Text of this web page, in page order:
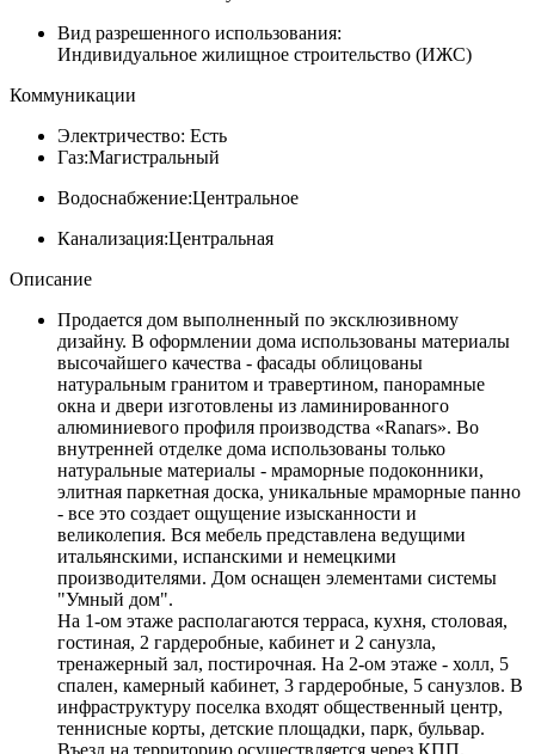
Вид разрешенного использования:
Индивидуальное жилищное строительство (ИЖС)
Коммуникации
Электричество: Есть
Газ:Магистральный
Водоснабжение:Центральное
Канализация:Центральная
Описание
Продается дом выполненный по эксклюзивному
дизайну. В оформлении дома использованы материалы
высочайшего качества - фасады облицованы
натуральным гранитом и травертином, панорамные
окна и двери изготовлены из ламинированного
алюминиевого профиля производства «Ranars». Во
внутренней отделке дома использованы только
натуральные материалы - мраморные подоконники,
элитная паркетная доска, уникальные мраморные панно
- все это создает ощущение изысканности и
великолепия. Вся мебель представлена ведущими
итальянскими, испанскими и немецкими
производителями. Дом оснащен элементами системы
"Умный дом".
На 1-ом этаже располагаются терраса, кухня, столовая,
гостиная, 2 гардеробные, кабинет и 2 санузла,
тренажерный зал, постирочная. На 2-ом этаже - холл, 5
спален, камерный кабинет, 3 гардеробные, 5 санузлов. В
инфраструктуру поселка входят общественный центр,
теннисные корты, детские площадки, парк, бульвар.
Въезд на территорию осуществляется через КПП.